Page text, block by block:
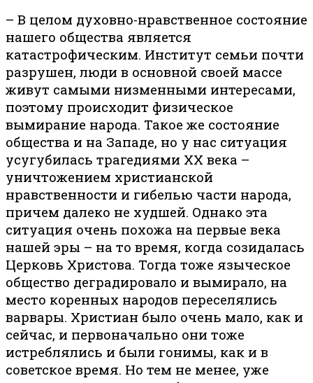
– В целом духовно-нравственное состояние
нашего общества является
катастрофическим. Институт семьи почти
разрушен, люди в основной своей массе
живут самыми низменными интересами,
поэтому происходит физическое
вымирание народа. Такое же состояние
общества и на Западе, но у нас ситуация
усугубилась трагедиями ХХ века –
уничтожением христианской
нравственности и гибелью части народа,
причем далеко не худшей. Однако эта
ситуация очень похожа на первые века
нашей эры – на то время, когда созидалась
Церковь Христова. Тогда тоже языческое
общество деградировало и вымирало, на
место коренных народов переселялись
варвары. Христиан было очень мало, как и
сейчас, и первоначально они тоже
истреблялись и были гонимы, как и в
советское время. Но тем не менее, уже